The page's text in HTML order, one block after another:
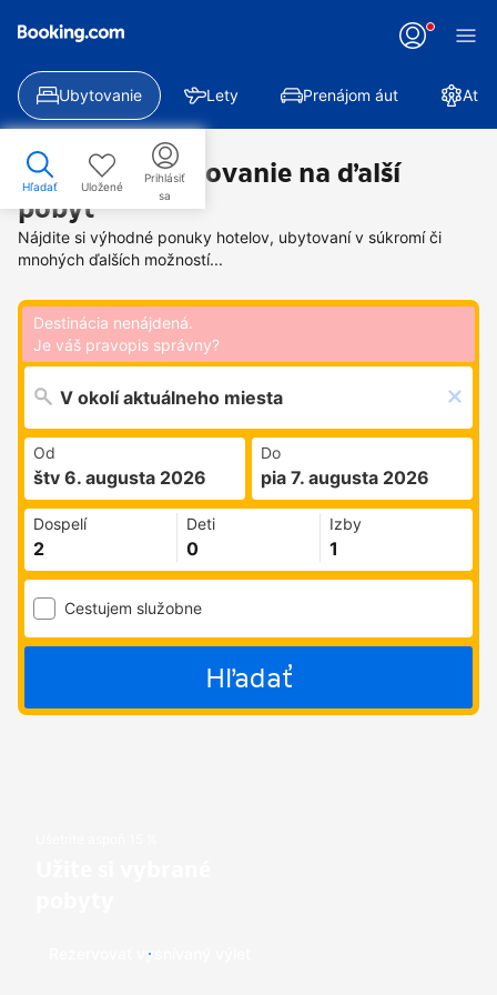
Ubytovanie Lety Prenájom áut
Hľadať Uložené
Prihlásiť
sa
Nájdite si ubytovanie na ďalší
pobyt
Nájdite si výhodné ponuky hotelov, ubytovaní v súkromí či
mnohých ďalších možností...
Destinácia nenájdená.
Je váš pravopis správny?
Od
štv 6. augusta 2026
Do
pia 7. augusta 2026
Dospelí Deti Izby
Cestujem služobne
Hľadať
Rezervovať vysnívaný výlet